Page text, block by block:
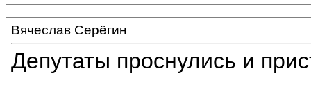
Вячеслав Серёгин
Депутаты проснулись и